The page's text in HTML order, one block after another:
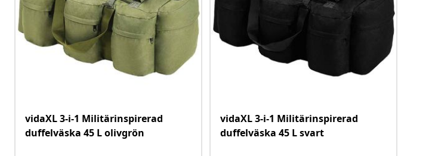
vidaXL 3-i-1 Militärinspirerad
duffelväska 45 L olivgrön
vidaXL 3-i-1 Militärinspirerad
duffelväska 45 L svart